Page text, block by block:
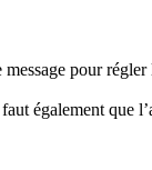
message pour
également que